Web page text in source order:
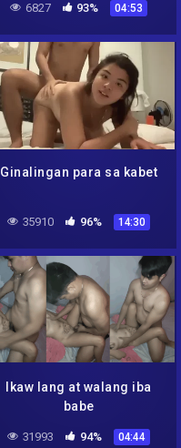
6827 93% 04:53
Ginalingan para sa kabet
35910 96% 14:30
Ikaw lang at walang iba
babe
31993 94% 04:44